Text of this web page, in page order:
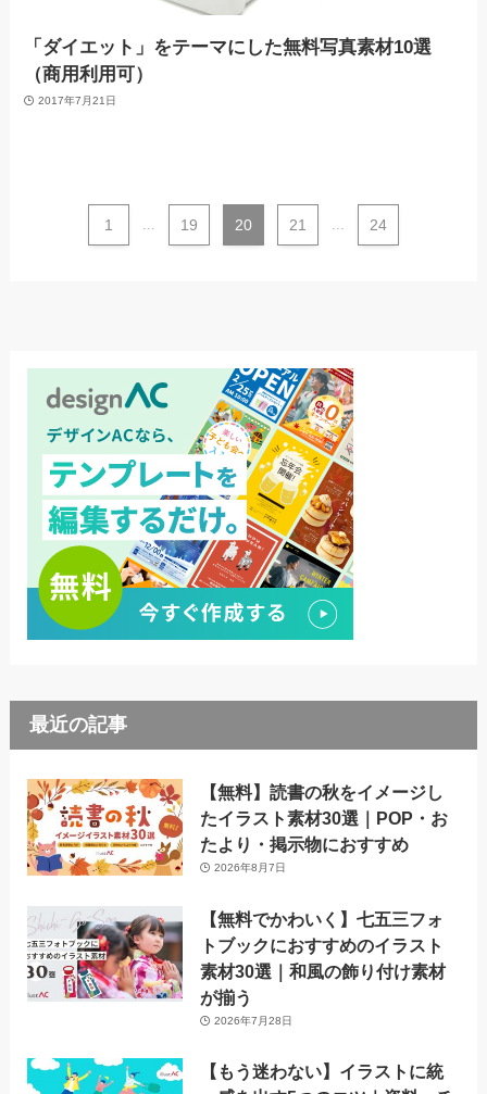
「ダイエット」をテーマにした無料写真素材10選
（商用利用可）
2017年7月21日
1 ... 19 20 21 ... 24
最近の記事
【無料】読書の秋をイメージし
たイラスト素材30選｜POP・お
たより・掲示物におすすめ
2026年8月7日
【無料でかわいく】七五三フォ
トブックにおすすめのイラスト
素材30選｜和風の飾り付け素材
が揃う
2026年7月28日
【もう迷わない】イラストに統